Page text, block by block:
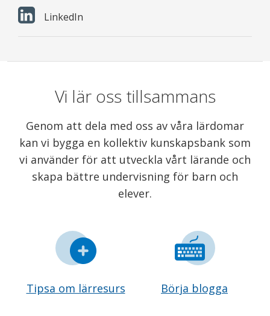
LinkedIn
Vi lär oss tillsammans
Genom att dela med oss av våra lärdomar
kan vi bygga en kollektiv kunskapsbank som
vi använder för att utveckla vårt lärande och
skapa bättre undervisning för barn och
elever.
Tipsa om lärresurs Börja blogga